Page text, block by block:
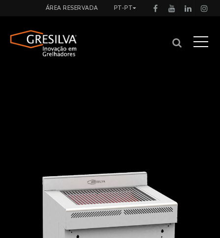
ÁREA RESERVADA PT-PT